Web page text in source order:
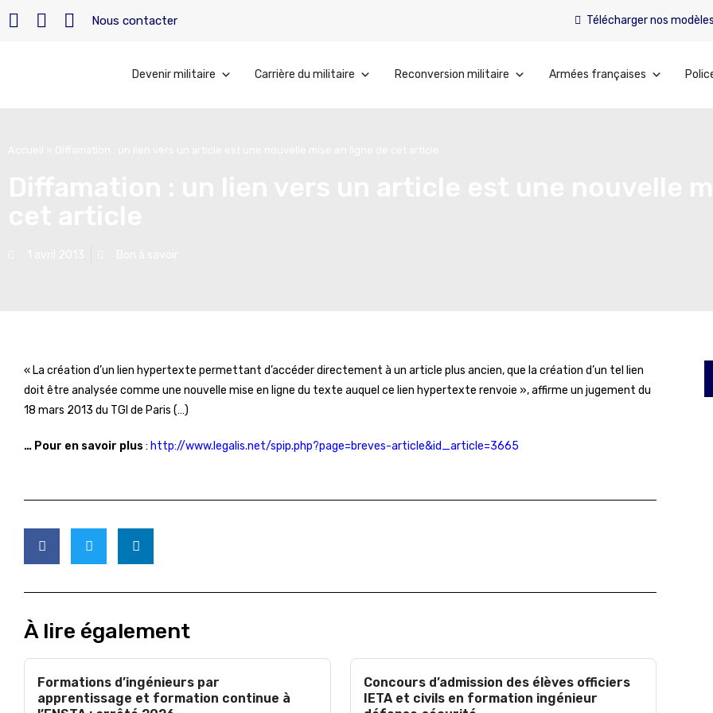
Nous contacter Télécharger nos modèles
Devenir militaire Carrière du militaire Reconversion militaire Armées françaises
« La création d’un lien hypertexte permettant d’accéder directement à un article plus ancien, que la création d’un tel lien
doit être analysée comme une nouvelle mise en ligne du texte auquel ce lien hypertexte renvoie », affirme un jugement du
18 mars 2013 du TGI de Paris (…)
… Pour en savoir plus : http://www.legalis.net/spip.php?page=breves-article&id_article=3665
À lire également
Formations d’ingénieurs par
apprentissage et formation continue à
Concours d’admission des élèves officiers
IETA et civils en formation ingénieur